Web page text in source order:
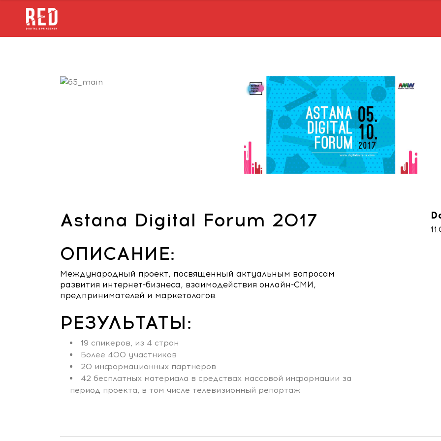
Astana Digital Forum 2017
ОПИСАНИЕ:
Международный проект, посвященный актуальным вопросам
развития интернет-бизнеса, взаимодействия онлайн-СМИ,
предпринимателей и маркетологов.
РЕЗУЛЬТАТЫ:
19 спикеров, из 4 стран
Более 400 участников
20 информационных партнеров
42 бесплатных материала в средствах массовой информации за
период проекта, в том числе телевизионный репортаж